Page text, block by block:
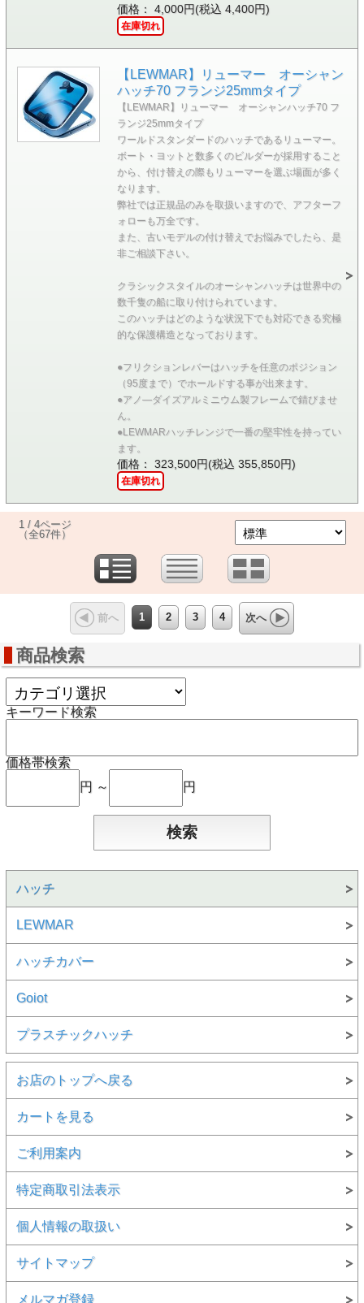
価格： 4,000円(税込 4,400円)
在庫切れ
【LEWMAR】リューマー オーシャン
ハッチ70 フランジ25mmタイプ
【LEWMAR】リューマー オーシャンハッチ70 フ
ランジ25mmタイプ
ワールドスタンダードのハッチであるリューマー。
ボート・ヨットと数多くのビルダーが採用すること
から、付け替えの際もリューマーを選ぶ場面が多く
なります。
弊社では正規品のみを取扱いますので、アフターフ
ォローも万全です。
また、古いモデルの付け替えでお悩みでしたら、是
非ご相談下さい。
クラシックスタイルのオーシャンハッチは世界中の
数千隻の船に取り付けられています。
このハッチはどのような状況下でも対応できる究極
的な保護構造となっております。
●フリクションレバーはハッチを任意のポジション
（95度まで）でホールドする事が出来ます。
●アノ―ダイズアルミニウム製フレームで錆びませ
ん。
●LEWMARハッチレンジで一番の堅牢性を持ってい
ます。
価格： 323,500円(税込 355,850円)
在庫切れ
1 / 4ページ
（全67件）
前へ 1 2 3 4 次へ
商品検索
キーワード検索
価格帯検索
円 ～
円
ハッチ
LEWMAR
ハッチカバー
Goiot
プラスチックハッチ
お店のトップへ戻る
カートを見る
ご利用案内
特定商取引法表示
個人情報の取扱い
サイトマップ
メルマガ登録